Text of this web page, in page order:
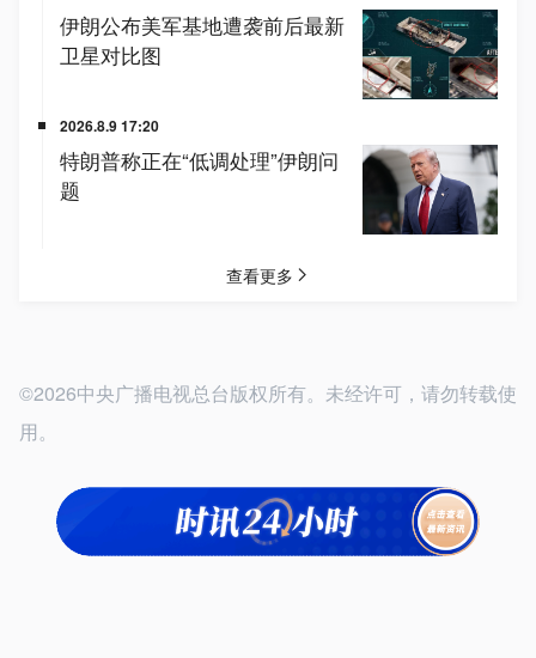
©2026中央广播电视总台版权所有。未经许可，请勿转载使
用。